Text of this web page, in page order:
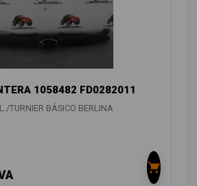
1058482 FD0282011
TURNIER BÁSICO BERLINA